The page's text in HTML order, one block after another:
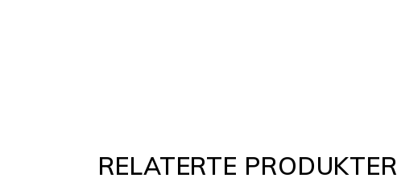
RELATERTE PRODUKTER